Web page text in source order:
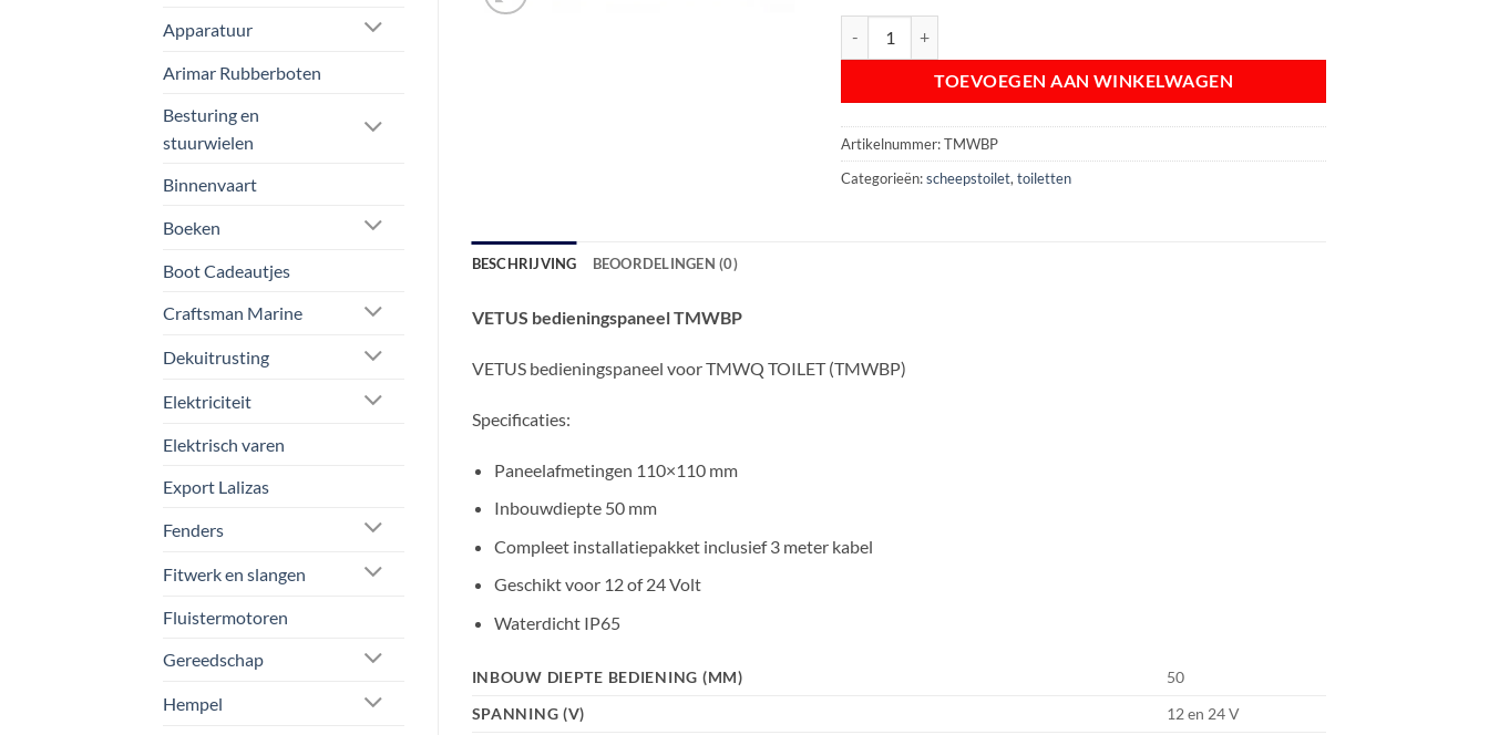
Apparatuur
Arimar Rubberboten
Besturing en
stuurwielen
Binnenvaart
Boeken
Boot Cadeautjes
Craftsman Marine
Dekuitrusting
Elektriciteit
Elektrisch varen
Export Lalizas
Fenders
Fitwerk en slangen
Fluistermotoren
Gereedschap
Hempel
TOEVOEGEN AAN WINKELWAGEN
Artikelnummer:TMWBP
Categorieën:scheepstoilet,toiletten
BESCHRIJVING BEOORDELINGEN (0)
VETUS bedieningspaneel TMWBP
VETUS bedieningspaneel voor TMWQ TOILET (TMWBP)
Specificaties:
Paneelafmetingen 110×110 mm
Inbouwdiepte 50 mm
Compleet installatiepakket inclusief 3 meter kabel
Geschikt voor 12 of 24 Volt
Waterdicht IP65
INBOUW DIEPTE BEDIENING (MM)
50
SPANNING (V)
12 en 24 V